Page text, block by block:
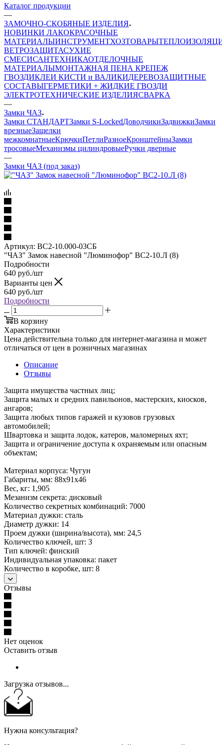
Каталог продукции
—
ЗАМОЧНО-СКОБЯНЫЕ ИЗДЕЛИЯ
НОВИНКИ ЛАКОКРАСОЧНЫЕ
МАТЕРИАЛЫИНСТРУМЕНТХОЗТОВАРЫ
ВЕТРОЗАЩИТАСУХИЕ
СМЕСИСАНТЕХНИКАОТДЕЛОЧНЫЕ
МАТЕРИАЛЫМОНТАЖНАЯ ПЕНА КРЕПЕЖ
ГВОЗДИКЛЕИ КИСТИ и ВАЛИКИДЕРЕВОЗАЩИТНЫЕ
СОСТАВЫГЕРМЕТИКИ + ЖИДКИЕ ГВОЗДИ
ЭЛЕКТРОТЕХНИЧЕСКИЕ ИЗДЕЛИЯСВАРКА
—
Замки ЧАЗ
Замки СТАНДАРТЗамки S-LockedДоводчикиЗадвижкиЗамки
врезныеЗащелки
межкомнатныеКрючкиПетлиРазноеКронштейныЗамки
тросовыеМеханизмы цилиндровыеРучки дверные
—
Замки ЧАЗ (под заказ)
Артикул: ВС2-10.000-03СБ
"ЧАЗ" Замок навесной "Люминофор" ВС2-10.Л (8)
Подробности
640 руб./шт
Варианты цен
640 руб./шт
Подробности
В корзину
Характеристики
Цена действительна только для интернет-магазина и может
отличаться от цен в розничных магазинах
Описание
Отзывы
3ащита имущества частных лиц;
3ащита малых и средних павильонов, мастерских, киосков,
ангаров;
3ащита любых типов гаражей и кузовов грузовых
автомобилей;
Швартовка и защита лодок, катеров, маломерных яхт;
Защита и ограничение доступа к охраняемым или опасным
объектам;
Материал корпуса: Чугун
Габариты, мм: 88x91x46
Вес, кг: 1,905
Мезанизм секрета: дисковый
Количество секретных комбинаций: 7000
Материал дужки: сталь
Диаметр дужки: 14
Проем дужки (ширина/высота), мм: 24,5
Количество ключей, шт: 3
Тип ключей: финский
Индивидуальная упаковка: пакет
Количество в коробке, шт: 8
Отзывы
Нет оценок
Оставить отзыв
Загрузка отзывов...
Нужна консультация?